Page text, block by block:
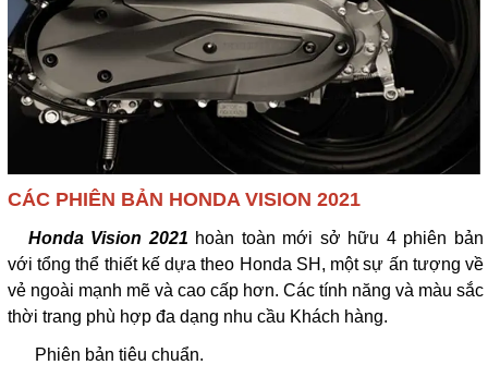
CÁC PHIÊN BẢN HONDA VISION 2021
Honda Vision 2021 hoàn toàn mới sở hữu 4 phiên bản
với tổng thể thiết kế dựa theo Honda SH, một sự ấn tượng về
vẻ ngoài mạnh mẽ và cao cấp hơn. Các tính năng và màu sắc
thời trang phù hợp đa dạng nhu cầu Khách hàng.
Phiên bản tiêu chuẩn.